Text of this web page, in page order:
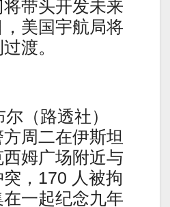
带头开发未来
美国宇航局将
渡。
（路透社）
周二在伊斯坦
姆广场附近与
，170 人被拘
一起纪念九年